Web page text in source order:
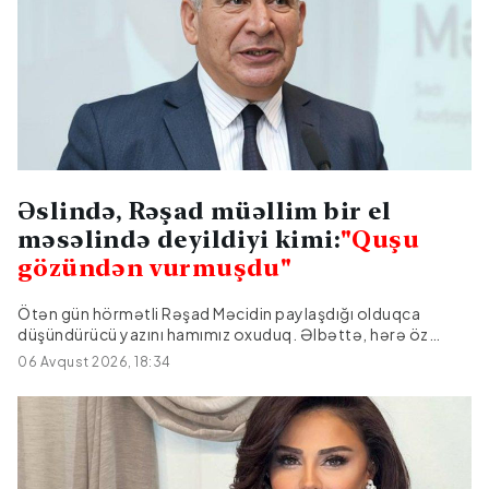
Əslində, Rəşad müəllim bir el
məsəlində deyildiyi kimi:"Quşu
gözündən vurmuşdu"
Ötən gün hörmətli Rəşad Məcidin paylaşdığı olduqca
düşündürücü yazını hamımız oxuduq. Əlbəttə, hərə öz
qabına uyğun, dərrakəsinin anladığı, ağlının həzm etdiyi kimi
qəbul etdi. Bunu, yazıya verilən reaksiyalardan da aydın
şəkildə gördük. Əslində, Rəşad müəllim bir el məsəlində
deyildiyi kimi:"Quşu gözündən vurmuşdu". Zənnimcə
başlığa çıxarılmış "Beyin çürüməsi" adı da elə məhz həmin
insanlara şamil edilir. Müəllif bu yazı ilə cəmiyyətə siqnal
ötürür, xəbərdarlıq edir. Yəni, hazırki zamanda bir evin
06 Avqust 2026, 18:34